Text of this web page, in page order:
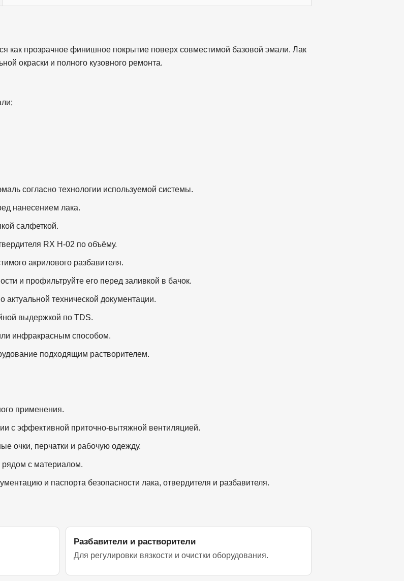
как прозрачное финишное покрытие поверх совместимой базовой эмали. Лак
окраски и полного кузовного ремонта.
согласно технологии используемой системы.
нанесением лака.
салфеткой.
RX H-02 по объёму.
акрилового разбавителя.
и профильтруйте его перед заливкой в бачок.
актуальной технической документации.
выдержкой по TDS.
инфракрасным способом.
подходящим растворителем.
применения.
с эффективной приточно-вытяжной вентиляцией.
очки, перчатки и рабочую одежду.
рядом с материалом.
и паспорта безопасности лака, отвердителя и разбавителя.
Разбавители и растворители
Для регулировки вязкости и очистки оборудования.